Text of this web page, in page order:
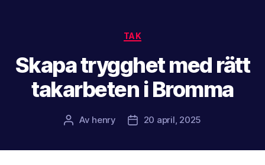
Kategorier
TAK
Skapa trygghet med rätt
takarbeten i Bromma
Inläggsförfattare
Av henry Inläggsdatum
20 april, 2025